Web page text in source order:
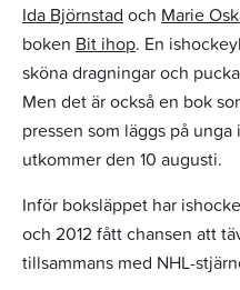
Ida Björnstad och Marie
boken Bit ihop. En
sköna dragningar och
Men det är också en bok
pressen som läggs på
utkommer den 10 augusti.
Inför boksläppet har
och 2012 fått chansen att
tillsammans med NHL-